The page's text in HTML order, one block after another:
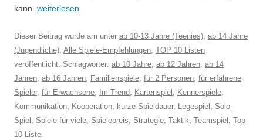
kann. weiterlesen
Dieser Beitrag wurde am unter ab 10-13 Jahre (Teenies), ab 14 Jahre
(Jugendliche), Alle Spiele-Empfehlungen, TOP 10 Listen
veröffentlicht. Schlagwörter: ab 10 Jahre, ab 12 Jahren, ab 14
Jahren, ab 16 Jahren, Familienspiele, für 2 Personen, für erfahrene
Spieler, für Erwachsene, Im Trend, Kartenspiel , Kennerspiele,
Kommunikation, Kooperation, kurze Spieldauer, Legespiel , Solo-
Spiel , Spiele für viele, Spielepreis, Strategie, Taktik, Teamspiel , Top
10 Liste.